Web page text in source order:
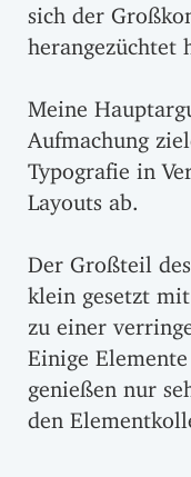
sich der
herangezüchtet
Meine
Aufmachung
Typografie in
Layouts ab.
Der Großteil
klein gesetzt
zu einer
Einige
genießen nur
den